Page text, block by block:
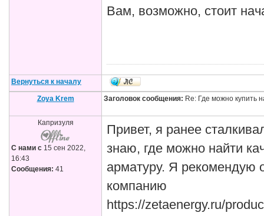
Вам, возможно, стоит
Вернуться к началу
Zoya Krem Заголовок сообщения: Re: Где можно купить
Капризуля
С нами с 15 сен 2022,
16:43
Сообщения: 41
Привет, я ранее
знаю, где можно найти
арматуру. Я рекомендую
компанию
https://zetaenergy.ru/